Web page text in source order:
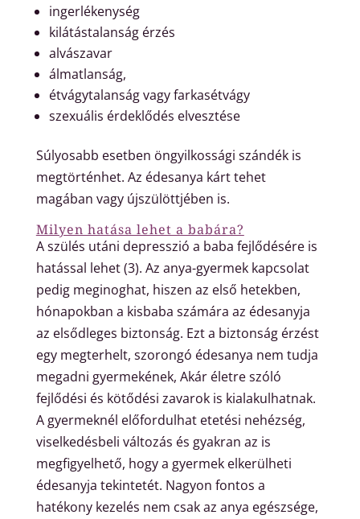
ingerlékenység
kilátástalanság érzés
alvászavar
álmatlanság,
étvágytalanság vagy farkasétvágy
szexuális érdeklődés elvesztése
Súlyosabb esetben öngyilkossági szándék is
megtörténhet. Az édesanya kárt tehet
magában vagy újszülöttjében is.
Milyen hatása lehet a babára?
A szülés utáni depresszió a baba fejlődésére is
hatással lehet (3). Az anya-gyermek kapcsolat
pedig meginoghat, hiszen az első hetekben,
hónapokban a kisbaba számára az édesanyja
az elsődleges biztonság. Ezt a biztonság érzést
egy megterhelt, szorongó édesanya nem tudja
megadni gyermekének, Akár életre szóló
fejlődési és kötődési zavarok is kialakulhatnak.
A gyermeknél előfordulhat etetési nehézség,
viselkedésbeli változás és gyakran az is
megfigyelhető, hogy a gyermek elkerülheti
édesanyja tekintetét. Nagyon fontos a
hatékony kezelés nem csak az anya egészsége,